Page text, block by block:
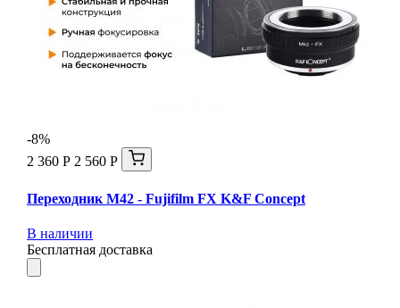
-8%
2 360 Р 2 560 Р
Переходник M42 - Fujifilm FX K&F Concept
В наличии
Бесплатная доставка